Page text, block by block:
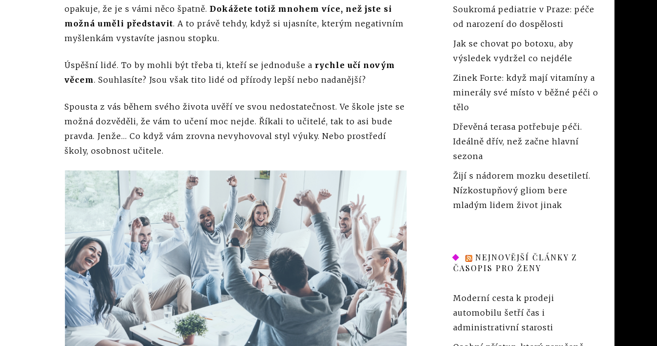
opakuje, že je s vámi něco špatně. Dokážete totiž mnohem více, než jste si
možná uměli představit. A to právě tehdy, když si ujasníte, kterým negativním
myšlenkám vystavíte jasnou stopku.
Úspěšní lidé. To by mohli být třeba ti, kteří se jednoduše a rychle učí novým
věcem. Souhlasíte? Jsou však tito lidé od přírody lepší nebo nadanější?
Spousta z vás během svého života uvěří ve svou nedostatečnost. Ve škole jste se
možná dozvěděli, že vám to učení moc nejde. Říkali to učitelé, tak to asi bude
pravda. Jenže… Co když vám zrovna nevyhovoval styl výuky. Nebo prostředí
školy, osobnost učitele.
Soukromá pediatrie v Praze: péče
od narození do dospělosti
Jak se chovat po botoxu, aby
výsledek vydržel co nejdéle
Zinek Forte: když mají vitamíny a
minerály své místo v běžné péči o
tělo
Dřevěná terasa potřebuje péči.
Ideálně dřív, než začne hlavní
sezona
Žijí s nádorem mozku desetiletí.
Nízkostupňový gliom bere
mladým lidem život jinak
NEJNOVĚJŠÍ ČLÁNKY Z
ČASOPIS PRO ŽENY
Moderní cesta k prodeji
automobilu šetří čas i
administrativní starosti